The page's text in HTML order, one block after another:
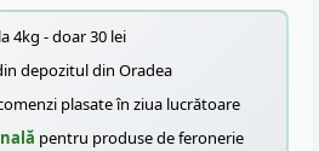
4kg - doar 30 lei
depozitul din Oradea
plasate în ziua lucrătoare
pentru produse de feronerie